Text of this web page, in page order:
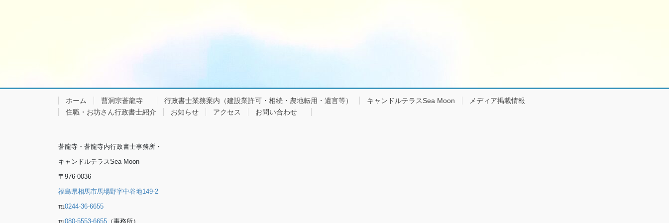
ホーム 曹洞宗蒼龍寺 行政書士業務案内（建設業許可・相続・農地転用・遺言等） キャンドルテラスSea Moon
メディア掲載情報
住職・お坊さん行政書士紹介
お知らせ アクセス お問い合わせ
蒼龍寺・蒼龍寺内行政書士事務所・
キャンドルテラスSea Moon
〒976-0036
福島県相馬市馬場野字中谷地149-2
℡0244-36-6655
℡080-5553-6655 （事務所）